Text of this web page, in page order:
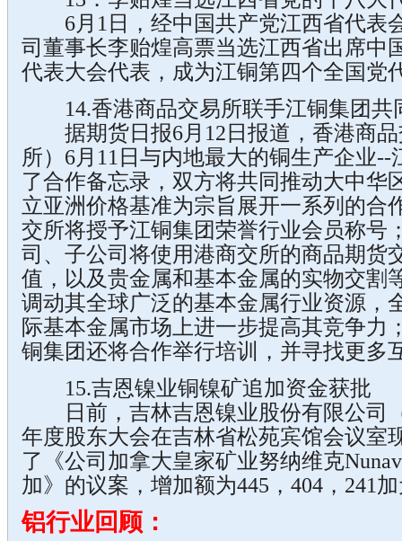
6月1日，经中国共产党江西省代表
司董事长李贻煌高票当选江西省出席中
代表大会代表，成为江铜第四个全国党
14.香港商品交易所联手江铜集团共
据期货日报6月12日报道，香港商品
所）6月11日与内地最大的铜生产企业
了合作备忘录，双方将共同推动大中华
立亚洲价格基准为宗旨展开一系列的合
交所将授予江铜集团荣誉行业会员称号
司、子公司将使用港商交所的商品期货
值，以及贵金属和基本金属的实物交割
调动其全球广泛的基本金属行业资源，
际基本金属市场上进一步提高其竞争力
铜集团还将合作举行培训，并寻找更多
15.吉恩镍业铜镍矿追加资金获批
日前，吉林吉恩镍业股份有限公司（
年度股东大会在吉林省松苑宾馆会议室
了《公司加拿大皇家矿业努纳维克
加》的议案，增加额为445，404，241
铝行业回顾：